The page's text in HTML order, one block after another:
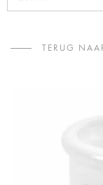
TERUG